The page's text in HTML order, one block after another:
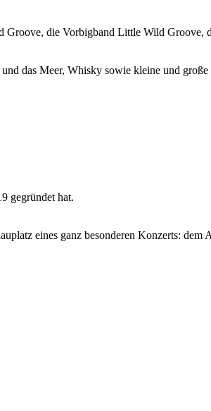
die Vorbigband Little Wild
das Meer, Whisky sowie kleine und große
gegründet hat.
eines ganz besonderen Konzerts: dem